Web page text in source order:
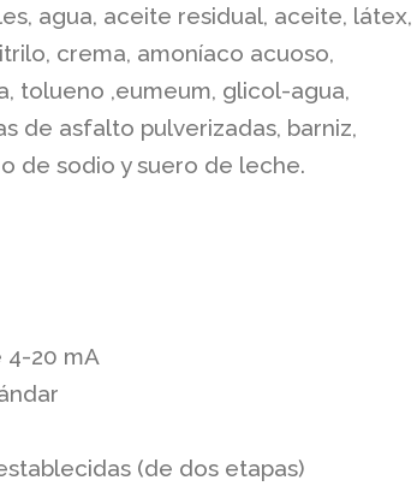
agua, aceite residual, aceite, látex,
crema, amoníaco acuoso,
tolueno ,eumeum, glicol-agua,
de asfalto pulverizadas, barniz,
de sodio y suero de leche.
4-20 mA
(de dos etapas)